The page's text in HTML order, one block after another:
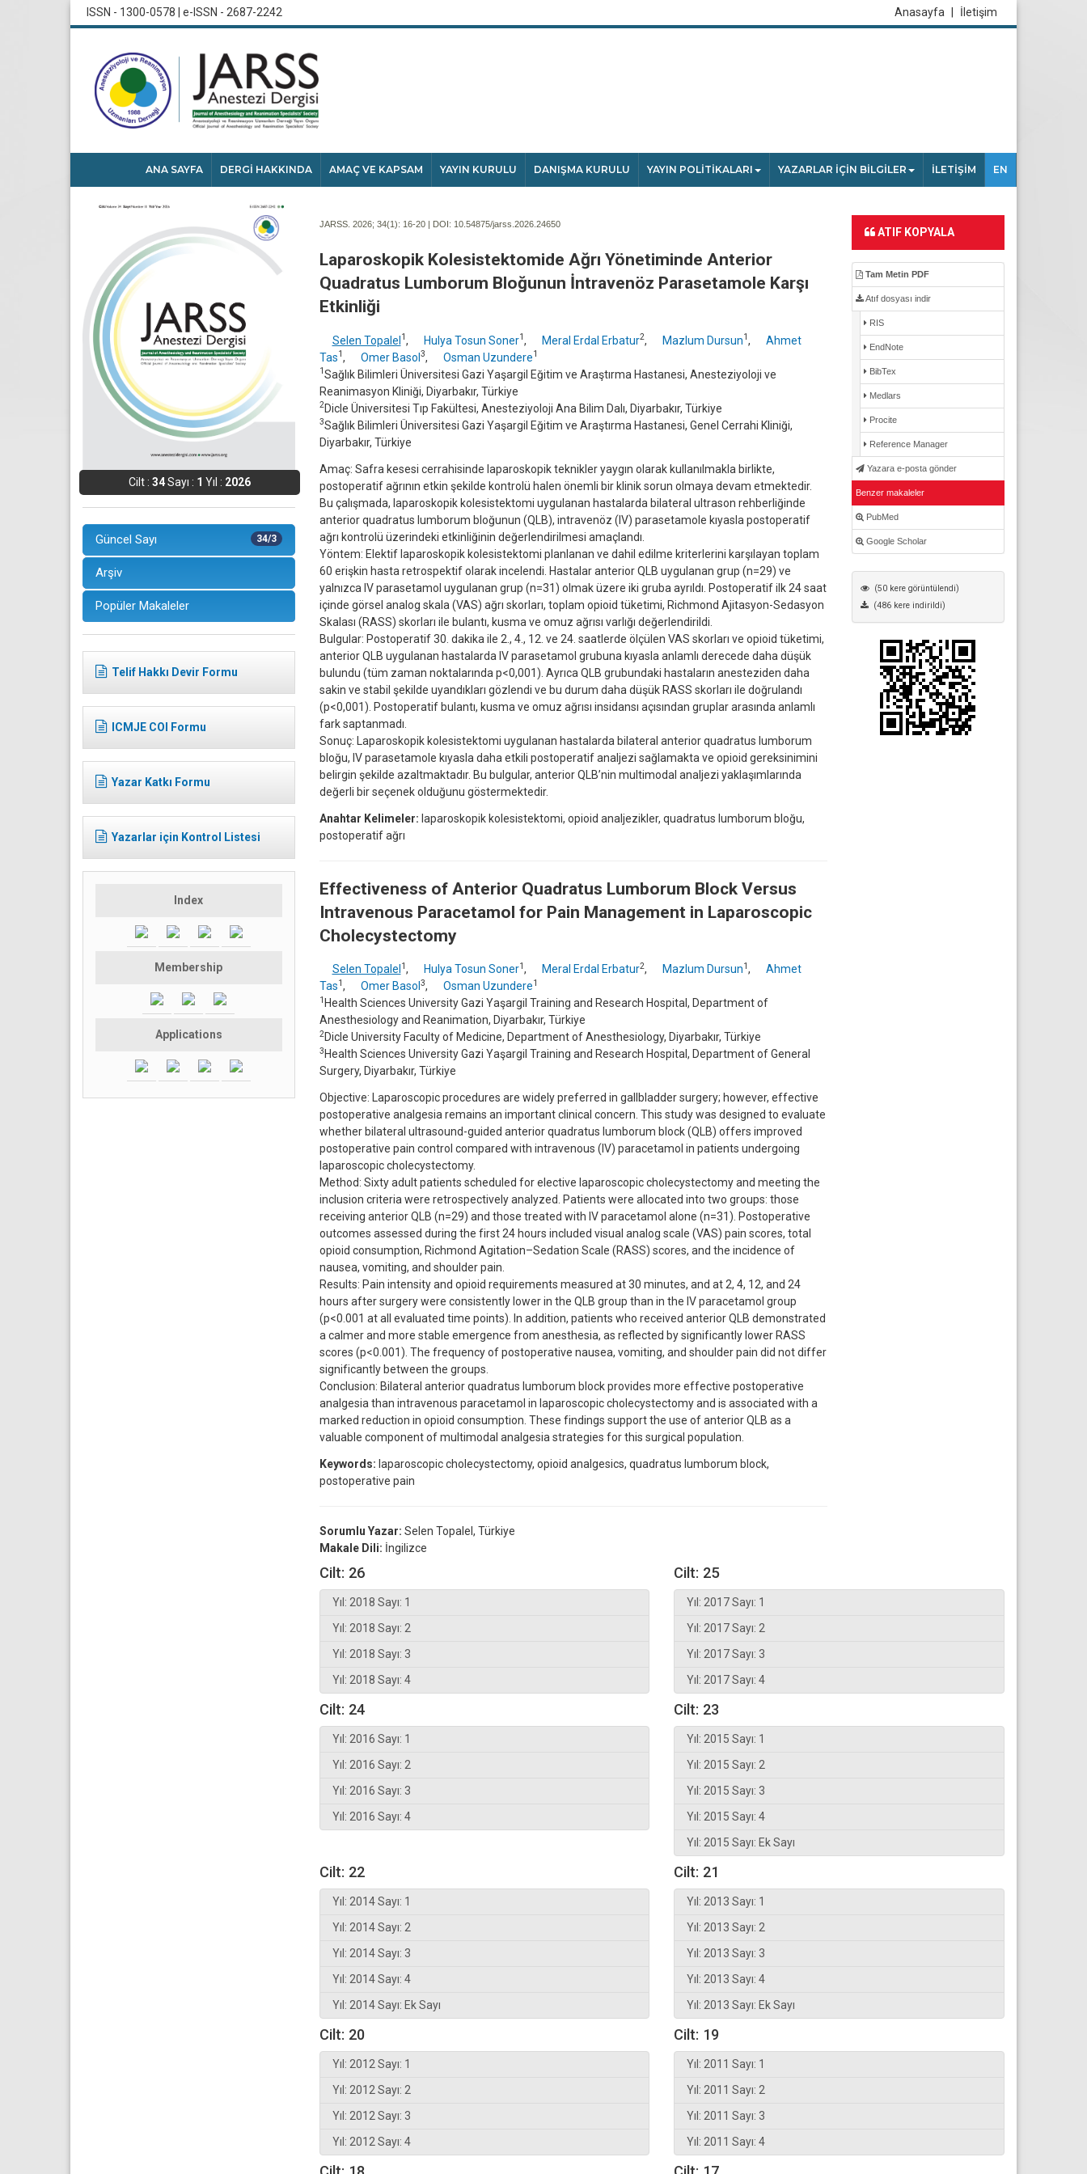
ISSN - 1300-0578 | e-ISSN - 2687-2242 İletişim
Anasayfa
ANA SAYFA DERGİ HAKKINDA AMAÇ VE KAPSAM YAYIN KURULU DANIŞMA KURULU YAYIN POLİTİKALARI YAZARLAR İÇİN BİLGİLER İLETİŞİM EN
Cilt : 34Sayı : 1 Yıl : 2026
34/3
Güncel Sayı
Arşiv
Popüler Makaleler
Telif Hakkı Devir Formu
ICMJE COI Formu
Yazar Katkı Formu
Yazarlar için Kontrol Listesi
Index
Membership
Applications
JARSS. 2026; 34(1): 16-20 | DOI: 10.54875/jarss.2026.24650
Laparoskopik Kolesistektomide Ağrı Yönetiminde Anterior
Quadratus Lumborum Bloğunun İntravenöz Parasetamole Karşı
Etkinliği
Selen Topalel 1 , Hulya Tosun Soner1 , Meral Erdal Erbatur2, Mazlum Dursun1 ,
Ahmet
Tas1 , Omer Basol 3, Osman Uzundere1
1 Sağlık Bilimleri Üniversitesi Gazi Yaşargil Eğitim ve Araştırma Hastanesi, Anesteziyoloji ve
Reanimasyon Kliniği, Diyarbakır, Türkiye
2Dicle Üniversitesi Tıp Fakültesi, Anesteziyoloji Ana Bilim Dalı, Diyarbakır, Türkiye
3Sağlık Bilimleri Üniversitesi Gazi Yaşargil Eğitim ve Araştırma Hastanesi, Genel Cerrahi Kliniği,
Diyarbakır, Türkiye
Amaç: Safra kesesi cerrahisinde laparoskopik teknikler yaygın olarak kullanılmakla birlikte,
postoperatif ağrının etkin şekilde kontrolü halen önemli bir klinik sorun olmaya devam etmektedir.
Bu çalışmada, laparoskopik kolesistektomi uygulanan hastalarda bilateral ultrason rehberliğinde
anterior quadratus lumborum bloğunun (QLB), intravenöz (IV) parasetamole kıyasla postoperatif
ağrı kontrolü üzerindeki etkinliğinin değerlendirilmesi amaçlandı.
Yöntem: Elektif laparoskopik kolesistektomi planlanan ve dahil edilme kriterlerini karşılayan toplam
60 erişkin hasta retrospektif olarak incelendi. Hastalar anterior QLB uygulanan grup (n=29) ve
yalnızca IV parasetamol uygulanan grup (n=31) olmak üzere iki gruba ayrıldı. Postoperatif ilk 24 saat
içinde görsel analog skala (VAS) ağrı skorları, toplam opioid tüketimi, Richmond Ajitasyon-Sedasyon
Skalası (RASS) skorları ile bulantı, kusma ve omuz ağrısı varlığı değerlendirildi.
Bulgular: Postoperatif 30. dakika ile 2., 4., 12. ve 24. saatlerde ölçülen VAS skorları ve opioid tüketimi,
anterior QLB uygulanan hastalarda IV parasetamol grubuna kıyasla anlamlı derecede daha düşük
bulundu (tüm zaman noktalarında p<0,001). Ayrıca QLB grubundaki hastaların anesteziden daha
sakin ve stabil şekilde uyandıkları gözlendi ve bu durum daha düşük RASS skorları ile doğrulandı
(p<0,001). Postoperatif bulantı, kusma ve omuz ağrısı insidansı açısından gruplar arasında anlamlı
fark saptanmadı.
Sonuç: Laparoskopik kolesistektomi uygulanan hastalarda bilateral anterior quadratus lumborum
bloğu, IV parasetamole kıyasla daha etkili postoperatif analjezi sağlamakta ve opioid gereksinimini
belirgin şekilde azaltmaktadır. Bu bulgular, anterior QLB’nin multimodal analjezi yaklaşımlarında
değerli bir seçenek olduğunu göstermektedir.
Anahtar Kelimeler: laparoskopik kolesistektomi, opioid analjezikler, quadratus lumborum bloğu,
postoperatif ağrı
Effectiveness of Anterior Quadratus Lumborum Block Versus
Intravenous Paracetamol for Pain Management in Laparoscopic
Cholecystectomy
Selen Topalel 1, Hulya Tosun Soner1, Meral Erdal Erbatur2, Mazlum Dursun1,
Ahmet
Tas1, Omer Basol 3, Osman Uzundere1
1 Health Sciences University Gazi Yaşargil Training and Research Hospital, Department of
Anesthesiology and Reanimation, Diyarbakır, Türkiye
2Dicle University Faculty of Medicine, Department of Anesthesiology, Diyarbakır, Türkiye
3 Health Sciences University Gazi Yaşargil Training and Research Hospital, Department of General
Surgery, Diyarbakır, Türkiye
Objective: Laparoscopic procedures are widely preferred in gallbladder surgery; however, effective
postoperative analgesia remains an important clinical concern. This study was designed to evaluate
whether bilateral ultrasound-guided anterior quadratus lumborum block (QLB) offers improved
postoperative pain control compared with intravenous (IV) paracetamol in patients undergoing
laparoscopic cholecystectomy.
Method: Sixty adult patients scheduled for elective laparoscopic cholecystectomy and meeting the
inclusion criteria were retrospectively analyzed. Patients were allocated into two groups: those
receiving anterior QLB (n=29) and those treated with IV paracetamol alone (n=31). Postoperative
outcomes assessed during the first 24 hours included visual analog scale (VAS) pain scores, total
opioid consumption, Richmond Agitation–Sedation Scale (RASS) scores, and the incidence of
nausea, vomiting, and shoulder pain.
Results: Pain intensity and opioid requirements measured at 30 minutes, and at 2, 4, 12, and 24
hours after surgery were consistently lower in the QLB group than in the IV paracetamol group
(p<0.001 at all evaluated time points). In addition, patients who received anterior QLB demonstrated
a calmer and more stable emergence from anesthesia, as reflected by significantly lower RASS
scores (p<0.001). The frequency of postoperative nausea, vomiting, and shoulder pain did not differ
significantly between the groups.
Conclusion: Bilateral anterior quadratus lumborum block provides more effective postoperative
analgesia than intravenous paracetamol in laparoscopic cholecystectomy and is associated with a
marked reduction in opioid consumption. These findings support the use of anterior QLB as a
valuable component of multimodal analgesia strategies for this surgical population.
Keywords: laparoscopic cholecystectomy, opioid analgesics, quadratus lumborum block,
postoperative pain
Sorumlu Yazar: Selen Topalel, Türkiye
Makale Dili: İngilizce
ATIF KOPYALA
Tam Metin PDF
Atıf dosyası indir
RIS
EndNote
BibTex
Medlars
Procite
Reference Manager
Yazara e-posta gönder
Benzer makaleler
PubMed
Google Scholar
(50 kere görüntülendi)
(486 kere indirildi)
Cilt: 26
Yıl: 2018 Sayı: 1
Yıl: 2018 Sayı: 2
Yıl: 2018 Sayı: 3
Yıl: 2018 Sayı: 4
Cilt: 25
Yıl: 2017 Sayı: 1
Yıl: 2017 Sayı: 2
Yıl: 2017 Sayı: 3
Yıl: 2017 Sayı: 4
Cilt: 24
Yıl: 2016 Sayı: 1
Yıl: 2016 Sayı: 2
Yıl: 2016 Sayı: 3
Yıl: 2016 Sayı: 4
Cilt: 23
Yıl: 2015 Sayı: 1
Yıl: 2015 Sayı: 2
Yıl: 2015 Sayı: 3
Yıl: 2015 Sayı: 4
Yıl: 2015 Sayı: Ek Sayı
Cilt: 22
Yıl: 2014 Sayı: 1
Yıl: 2014 Sayı: 2
Yıl: 2014 Sayı: 3
Yıl: 2014 Sayı: 4
Yıl: 2014 Sayı: Ek Sayı
Cilt: 21
Yıl: 2013 Sayı: 1
Yıl: 2013 Sayı: 2
Yıl: 2013 Sayı: 3
Yıl: 2013 Sayı: 4
Yıl: 2013 Sayı: Ek Sayı
Cilt: 20
Yıl: 2012 Sayı: 1
Yıl: 2012 Sayı: 2
Yıl: 2012 Sayı: 3
Yıl: 2012 Sayı: 4
Cilt: 19
Yıl: 2011 Sayı: 1
Yıl: 2011 Sayı: 2
Yıl: 2011 Sayı: 3
Yıl: 2011 Sayı: 4